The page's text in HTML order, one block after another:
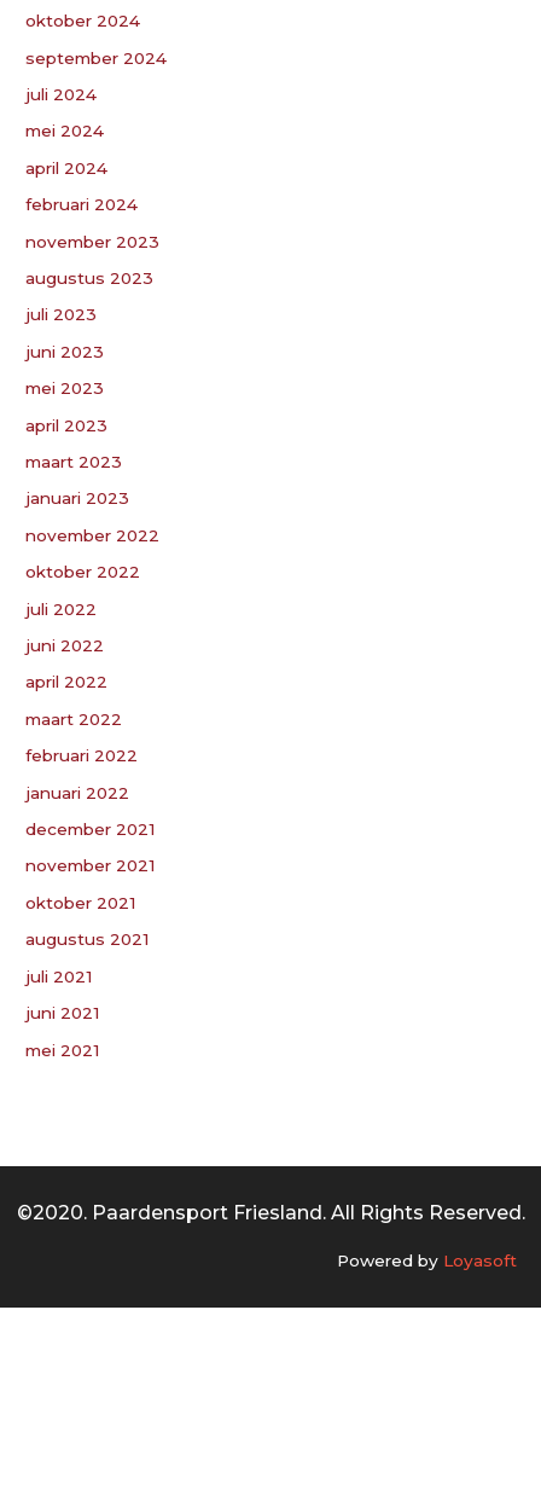
oktober 2024
september 2024
juli 2024
mei 2024
april 2024
februari 2024
november 2023
augustus 2023
juli 2023
juni 2023
mei 2023
april 2023
maart 2023
januari 2023
november 2022
oktober 2022
juli 2022
juni 2022
april 2022
maart 2022
februari 2022
januari 2022
december 2021
november 2021
oktober 2021
augustus 2021
juli 2021
juni 2021
mei 2021
©2020. Paardensport Friesland. All Rights Reserved.
Powered by Loyasoft